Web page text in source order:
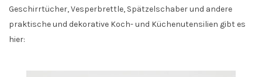
Geschirrtücher, Vesperbrettle, Spätzelschaber und andere
praktische und dekorative Koch- und Küchenutensilien gibt es
hier: